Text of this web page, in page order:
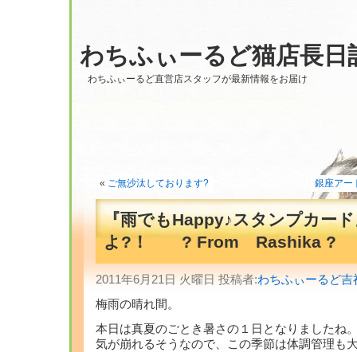
わちふぃーるど猫店長日
わちふぃーるど直営店スタッフが最新情報をお届け
« ご無沙汰しております? 銀座アー
『雨でもHappy♪スタンプカー
よ?！ ? From Rashika ?
2011年6月21日 火曜日 投稿者:わちふぃーるど
梅雨の晴れ間。
本日は真夏のごとき暑さの１日となりましたね
気が崩れるそうなので、この季節は体調管理も